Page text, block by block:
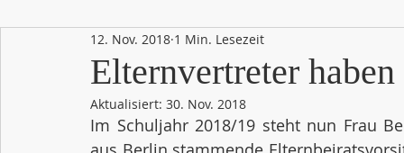
Elternvertreter
12. Nov. 2018 1 Min. Lesezeit
Aktualisiert: 30. Nov. 2018
Im Schuljahr 2018/19 steht nun Frau